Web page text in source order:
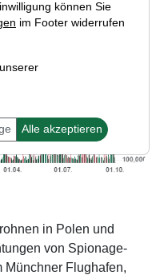
in Polen und
von Spionage-
Münchner Flughafen,
können Sie
im Footer widerrufen
Alle akzeptieren